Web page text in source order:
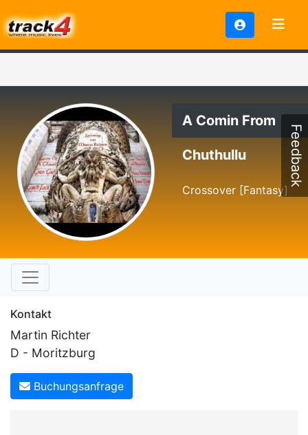
A Comin From
Chuthullu
Crossover [Fantasy]
Kontakt
Martin Richter
D - Moritzburg
Buchungsanfrage
Feedback